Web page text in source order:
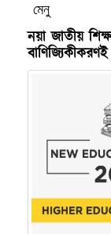
মেনু
নয়া জাতীয়